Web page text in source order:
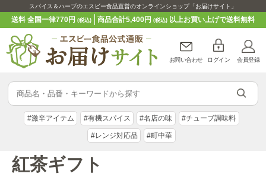
スパイス＆ハーブのエスビー食品直営のオンラインショップ「お届けサイト」
送料 全国一律770円(税込) 商品合計5,400円 (税込)以上お買い上げで送料無料
お問い合わせ ログイン 会員登録
#激辛アイテム #有機スパイス #名店の味 #チューブ調味料
#レンジ対応品 #町中華
紅茶ギフト